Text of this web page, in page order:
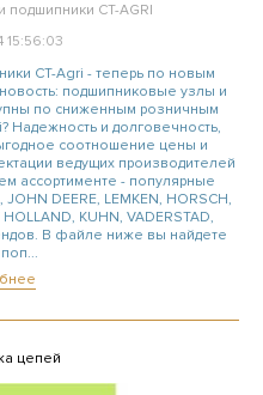
CT-AGRI
15:56:03
CT-Agri - теперь по новым
подшипниковые узлы и
по сниженным розничным
Надежность и долговечность,
соотношение цены и
ведущих производителей
ассортименте - популярные
DEERE, LEMKEN, HORSCH,
KUHN, VADERSTAD,
В файле ниже вы найдете
цепей